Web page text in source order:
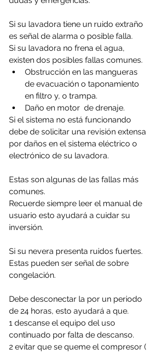
Si su lavadora tiene un ruido extraño
es señal de alarma o posible falla.
Si su lavadora no frena el agua,
existen dos posibles fallas comunes.
Obstrucción en las mangueras
de evacuación o taponamiento
en filtro y, o trampa.
Daño en motor  de drenaje.
Si el sistema no está funcionando
debe de solicitar una revisión extensa
por daños en el sistema eléctrico o
electrónico de su lavadora.
Estas son algunas de las fallas más
comunes.
Recuerde siempre leer el manual de
usuario esto ayudará a cuidar su
inversión.
Si su nevera presenta ruidos fuertes.
Estas pueden ser señal de sobre
congelación.
Debe desconectar la por un periodo
de 24 horas, esto ayudará a que.
1 descanse el equipo del uso
continuado por falta de descanso.
2 evitar que se queme el compresor (